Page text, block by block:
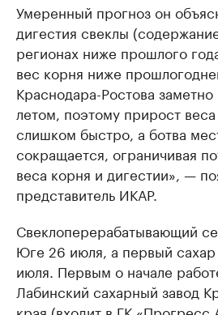
Умеренный прогноз он
дигестия свеклы
регионах ниже прошлого
вес корня ниже
Краснодара-Ростова
летом, поэтому прирост
слишком быстро, а ботва
сокращается, ограничивая
веса корня и дигестии», —
представитель ИКАР.
Свеклоперерабатывающий
Юге 26 июля, а первый
июля. Первым о начале
Лабинский сахарный завод